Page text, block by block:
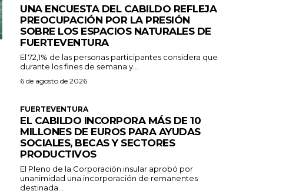
UNA ENCUESTA DEL CABILDO REFLEJA
PREOCUPACIÓN POR LA PRESIÓN
SOBRE LOS ESPACIOS NATURALES DE
FUERTEVENTURA
El 72,1% de las personas participantes considera que
durante los fines de semana y...
6 de agosto de 2026
FUERTEVENTURA
EL CABILDO INCORPORA MÁS DE 10
MILLONES DE EUROS PARA AYUDAS
SOCIALES, BECAS Y SECTORES
PRODUCTIVOS
El Pleno de la Corporación insular aprobó por
unanimidad una incorporación de remanentes
destinada...